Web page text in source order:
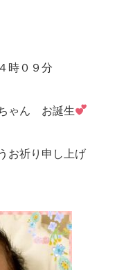
時０９分
ゃん お誕生
お祈り申し上げ